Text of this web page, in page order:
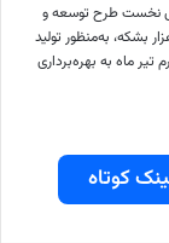
نخست طرح توسعه و
ظرفیت پالایشگاه نفت آبادان (فاز ۲) به ظرفیت روزانه ۴۲ هزار بشکه، به‌منظور تولید
ماه به بهره‌برداری
کوتاه